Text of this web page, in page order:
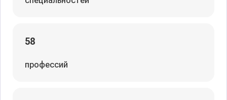
58
профессий